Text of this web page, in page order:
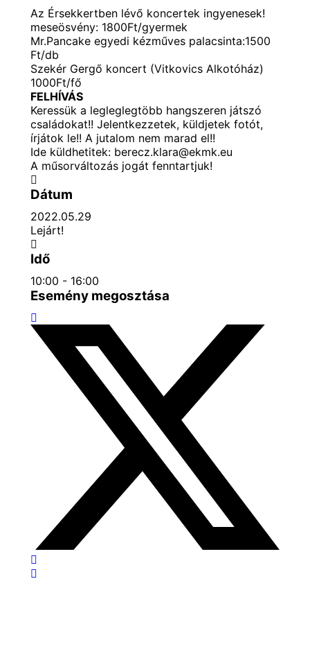
Az Érsekkertben lévő koncertek ingyenesek!
meseösvény: 1800Ft/gyermek
Mr.Pancake egyedi kézműves palacsinta:1500
Ft/db
Szekér Gergő koncert (Vitkovics Alkotóház)
1000Ft/fő
FELHÍVÁS
Keressük a legleglegtöbb hangszeren játszó
családokat!! Jelentkezzetek, küldjetek fotót,
írjátok le!! A jutalom nem marad el!!
Ide küldhetitek: berecz.klara@ekmk.eu
A műsorváltozás jogát fenntartjuk!
Dátum
2022.05.29
Lejárt!
Idő
10:00 - 16:00
Esemény megosztása